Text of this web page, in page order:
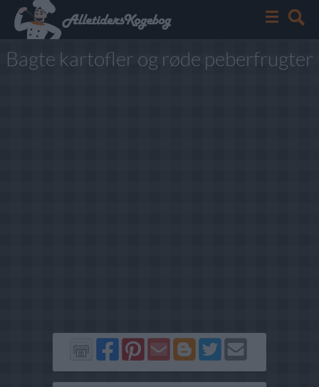
Bagte kartofler og røde peberfrugter
Del
på
Facebook
Del
på
Pinterest
Send
via
GMail
Del
på
Blogger
Del
på
Twitter
Send